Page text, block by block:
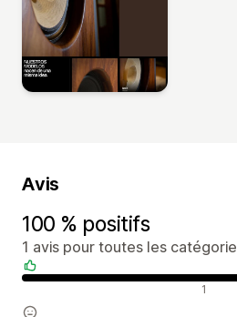
Avis
100 % positifs
1 avis pour toutes les
Avis positifs 1